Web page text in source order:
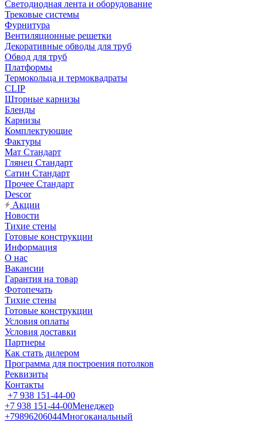
Светодиодная лента и оборудование
Трековые системы
Фурнитура
Вентиляционные решетки
Декоративные обводы для труб
Обвод для труб
Платформы
Термокольца и термоквадраты
CLIP
Шторные карнизы
Бленды
Карнизы
Комплектующие
Фактуры
Мат Стандарт
Глянец Стандарт
Сатин Стандарт
Прочее Стандарт
Descor
Акции
Новости
Тихие стены
Готовые конструкции
Информация
О нас
Вакансии
Гарантия на товар
Фотопечать
Тихие стены
Готовые конструкции
Условия оплаты
Условия доставки
Партнеры
Как стать дилером
Программа для построения потолков
Реквизиты
Контакты
+7 938 151-44-00
+7 938 151-44-00Менеджер
+79896206044Многоканальный